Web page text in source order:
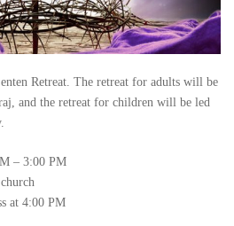
Retreat. The retreat for adults will be
and the retreat for children will be led
– 3:00 PM
at 4:00 PM